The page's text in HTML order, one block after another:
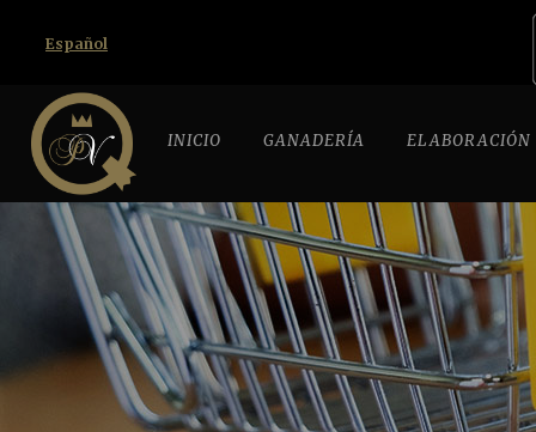
Español
INICIO GANADERÍA ELABORACIÓN